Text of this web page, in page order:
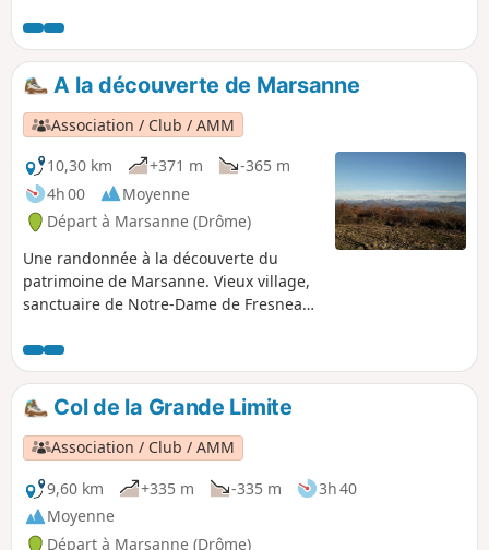
massifs des Préalpes Drômoises. Par la
suite, on découvre la vallée du Rhône,
cela sur un parcours en majorité en
sous-bois.
A la découverte de Marsanne
Association / Club / AMM
10,30 km
+371 m
-365 m
4h 00
Moyenne
Départ à Marsanne (Drôme)
Une randonnée à la découverte du
patrimoine de Marsanne. Vieux village,
sanctuaire de Notre-Dame de Fresneau,
et les massifs environnants.
Col de la Grande Limite
Association / Club / AMM
9,60 km
+335 m -335 m
3h 40
Moyenne
Départ à Marsanne (Drôme)